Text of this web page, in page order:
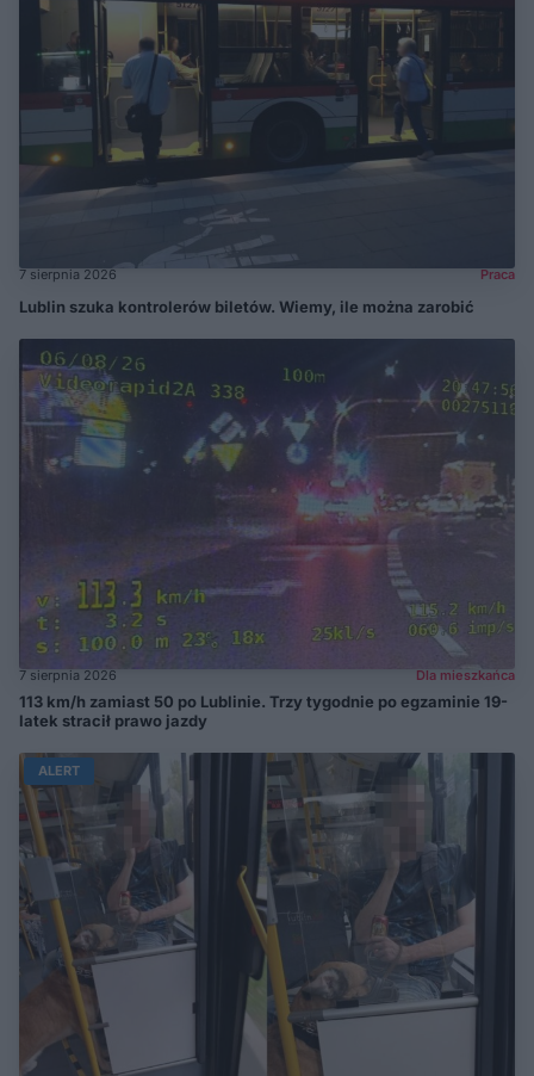
7 sierpnia 2026 Praca
Lublin szuka kontrolerów biletów. Wiemy, ile można zarobić
7 sierpnia 2026 Dla mieszkańca
113 km/h zamiast 50 po Lublinie. Trzy tygodnie po egzaminie 19-
latek stracił prawo jazdy
ALERT